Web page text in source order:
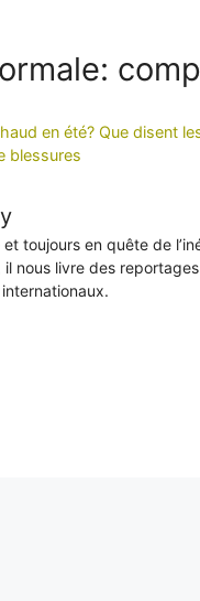
en été? Que disent
blessures
et toujours en quête de
nous livre des